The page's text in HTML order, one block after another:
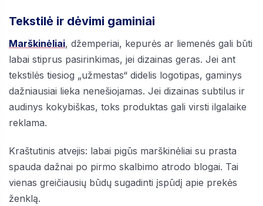
Tekstilė ir dėvimi gaminiai
Marškinėliai, džemperiai, kepurės ar liemenės gali būti
labai stiprus pasirinkimas, jei dizainas geras. Jei ant
tekstilės tiesiog „užmestas“ didelis logotipas, gaminys
dažniausiai lieka nenešiojamas. Jei dizainas subtilus ir
audinys kokybiškas, toks produktas gali virsti ilgalaike
reklama.
Kraštutinis atvejis: labai pigūs marškinėliai su prasta
spauda dažnai po pirmo skalbimo atrodo blogai. Tai
vienas greičiausių būdų sugadinti įspūdį apie prekės
ženklą.